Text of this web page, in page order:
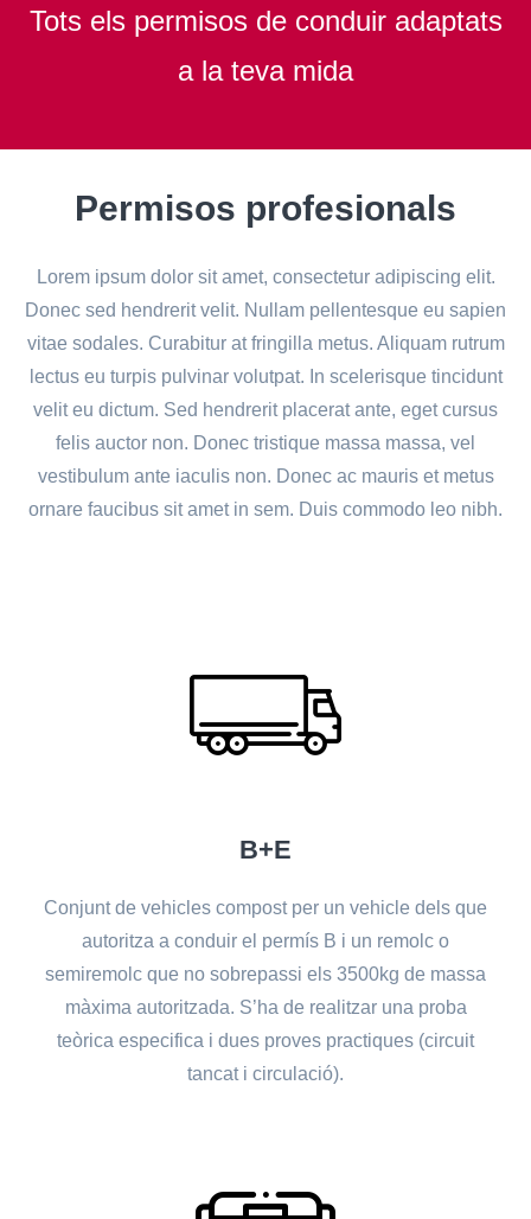
Tots els permisos de conduir adaptats
a la teva mida
Permisos profesionals
Lorem ipsum dolor sit amet, consectetur adipiscing elit.
Donec sed hendrerit velit. Nullam pellentesque eu sapien
vitae sodales. Curabitur at fringilla metus. Aliquam rutrum
lectus eu turpis pulvinar volutpat. In scelerisque tincidunt
velit eu dictum. Sed hendrerit placerat ante, eget cursus
felis auctor non. Donec tristique massa massa, vel
vestibulum ante iaculis non. Donec ac mauris et metus
ornare faucibus sit amet in sem. Duis commodo leo nibh.
B+E
Conjunt de vehicles compost per un vehicle dels que
autoritza a conduir el permís B i un remolc o
semiremolc que no sobrepassi els 3500kg de massa
màxima autoritzada. S’ha de realitzar una proba
teòrica especifica i dues proves practiques (circuit
tancat i circulació).